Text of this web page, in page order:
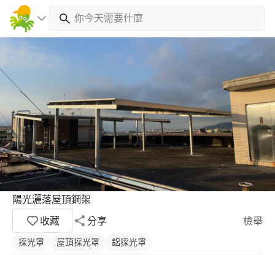
陽光灑落屋頂鋼架
收藏
分享 檢舉
採光罩 屋頂採光罩
鋁採光罩